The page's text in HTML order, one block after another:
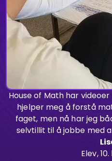
House of Math har
hjelper meg å forstå
faget, men nå har jeg
selvtillit til å jobbe med
Elev,